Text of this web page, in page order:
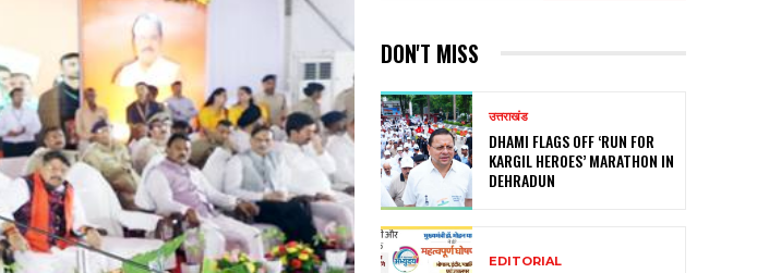
DON'T MISS
उत्तराखंड
DHAMI FLAGS OFF ‘RUN FOR
KARGIL HEROES’ MARATHON IN
DEHRADUN
EDITORIAL